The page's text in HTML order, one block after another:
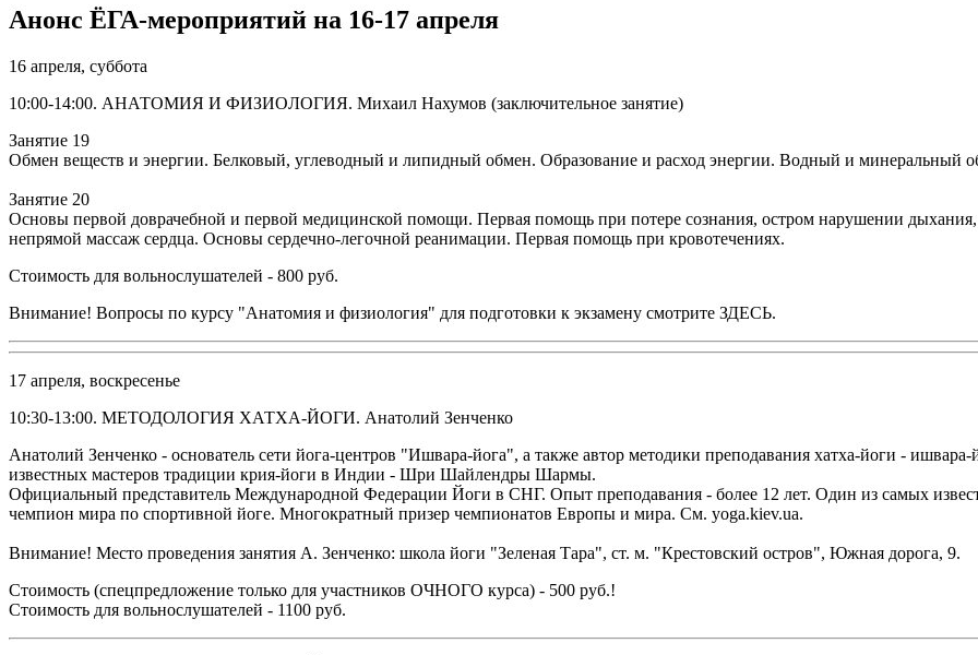
Анонс ЁГА-мероприятий на 16-17 апреля
16 апреля, суббота
10:00-14:00. АНАТОМИЯ И ФИЗИOЛОГИЯ. Михаил Нахумов (заключительное занятие)
Занятие 19
Обмен веществ и энергии. Белковый, углеводный и липидный обмен. Образование и расход энергии. Водный и минеральный
Занятие 20
Основы первой доврачебной и первой медицинской помощи. Первая помощь при потере сознания, остром нарушении
непрямой массаж сердца. Основы сердечно-легочной реанимации. Первая помощь при кровотечениях.
Стоимость для вольнослушателей - 800 руб.
Внимание! Вопросы по курсу "Анатомия и физиология" для подготовки к экзамену смотрите ЗДЕСЬ.
17 апреля, воскресенье
10:30-13:00. МЕТОДОЛОГИЯ ХАТХА-ЙОГИ. Анатолий Зенченко
Анатолий Зенченко - основатель сети йога-центров "Ишвара-йога", а также автор методики преподавания хатха-йоги -
известных мастеров традиции крия-йоги в Индии - Шри Шайлендры Шармы.
Официальный представитель Международной Федерации Йоги в СНГ. Опыт преподавания - более 12 лет. Один из самых
чемпион мира по спортивной йоге. Многократный призер чемпионатов Европы и мира. См. yoga.kiev.ua.
Внимание! Место проведения занятия А. Зенченко: школа йоги "Зеленая Тара", ст. м. "Крестовский остров", Южная дорога, 9.
Стоимость (спецпредложение только для участников ОЧНОГО курса) - 500 руб.!
Стоимость для вольнослушателей - 1100 руб.